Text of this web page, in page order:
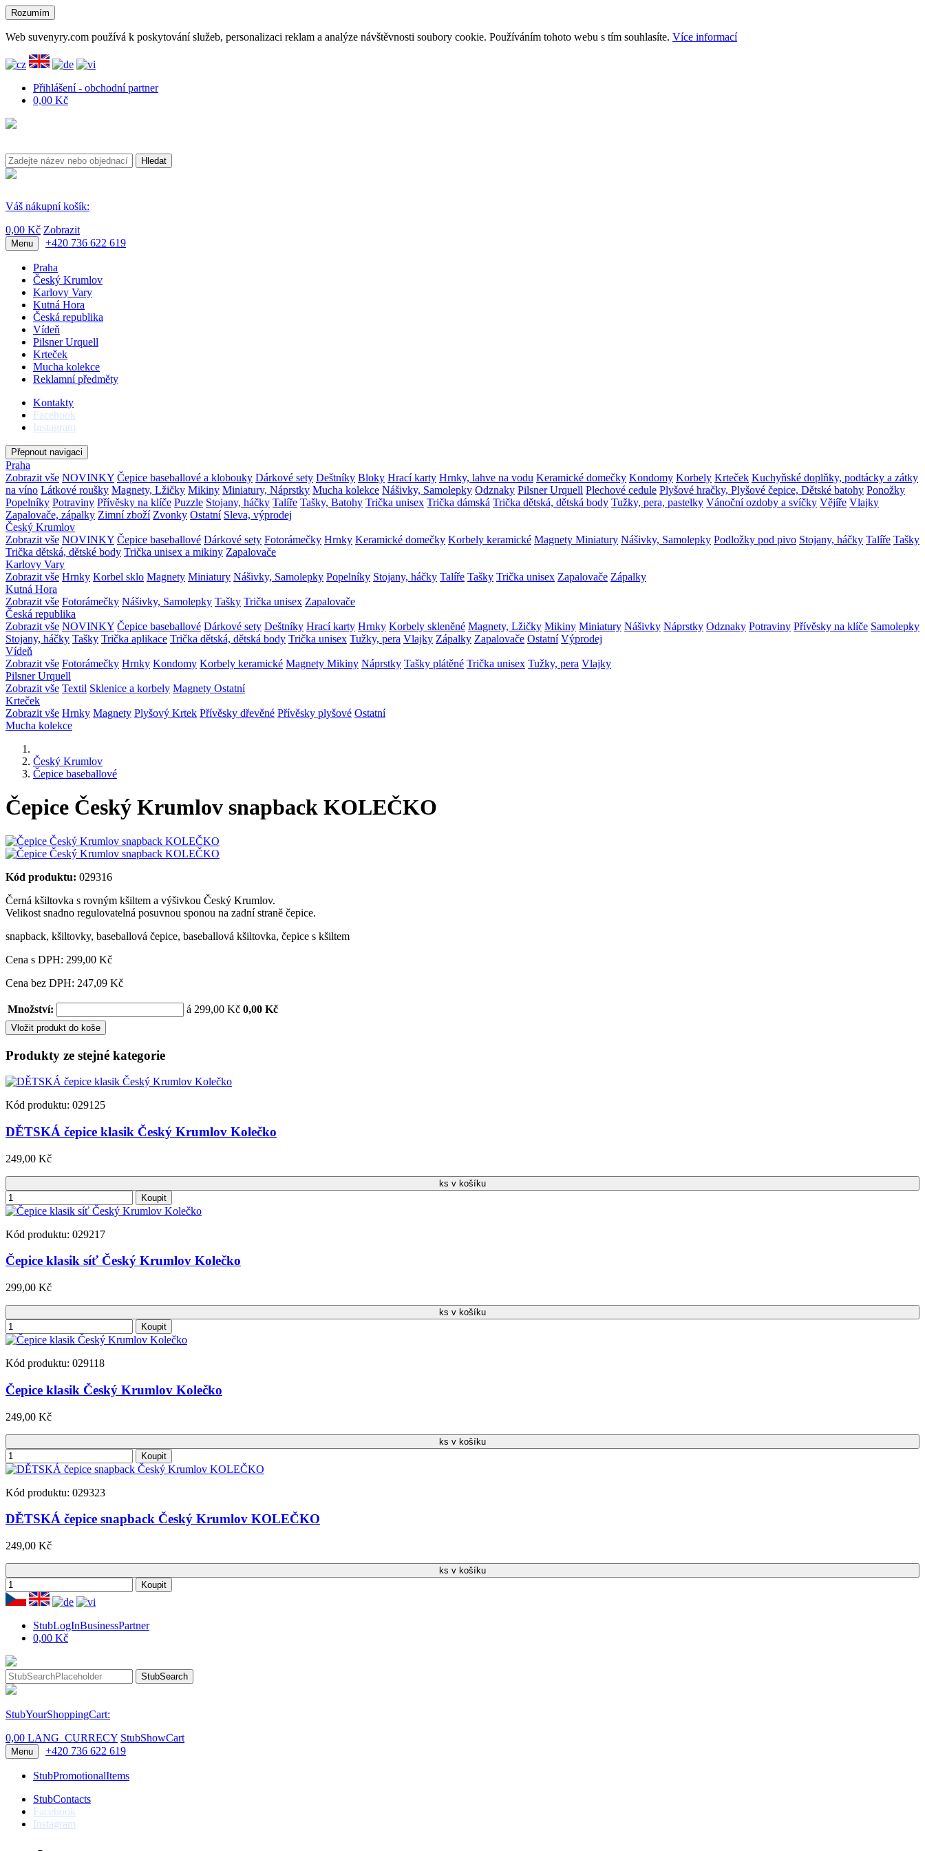
Rozumím
Web suvenyry.com používá k poskytování služeb, personalizaci reklam a analýze návštěvnosti soubory cookie. Používáním tohoto webu s tím souhlasíte. Více informací
Přihlášení - obchodní partner
0,00 Kč
Hledat
Váš nákupní košík:
0,00 Kč Zobrazit
Menu +420 736 622 619
Praha
Český Krumlov
Karlovy Vary
Kutná Hora
Česká republika
Vídeň
Pilsner Urquell
Krteček
Mucha kolekce
Reklamní předměty
Kontakty
Facebook
Instagram
Přepnout navigaci
Praha
Zobrazit vše NOVINKY Čepice baseballové a klobouky Dárkové sety Deštníky Bloky Hrací karty Hrnky, lahve na vodu Keramické domečky Kondomy Korbely Krteček Kuchyňské doplňky, podtácky a zátky
na víno Látkové roušky Magnety, Lžičky Mikiny Miniatury, Náprstky Mucha kolekce Nášivky, Samolepky Odznaky Pilsner Urquell Plechové cedule Plyšové hračky, Plyšové čepice, Dětské batohy Ponožky
Popelníky Potraviny Přívěsky na klíče Puzzle Stojany, háčky Talíře Tašky, Batohy Trička unisex Trička dámská Trička dětská, dětská body Tužky, pera, pastelky Vánoční ozdoby a svíčky Vějíře Vlajky
Zapalovače, zápalky Zimní zboží Zvonky Ostatní Sleva, výprodej
Český Krumlov
Zobrazit vše NOVINKY Čepice baseballové Dárkové sety Fotorámečky Hrnky Keramické domečky Korbely keramické Magnety Miniatury Nášivky, Samolepky Podložky pod pivo Stojany, háčky Talíře Tašky
Trička dětská, dětské body Trička unisex a mikiny Zapalovače
Karlovy Vary
Zobrazit vše Hrnky Korbel sklo Magnety Miniatury Nášivky, Samolepky Popelníky Stojany, háčky Talíře Tašky Trička unisex Zapalovače Zápalky
Kutná Hora
Zobrazit vše Fotorámečky Nášivky, Samolepky Tašky Trička unisex Zapalovače
Česká republika
Zobrazit vše NOVINKY Čepice baseballové Dárkové sety Deštníky Hrací karty Hrnky Korbely skleněné Magnety, Lžičky Mikiny Miniatury Nášivky Náprstky Odznaky Potraviny Přívěsky na klíče Samolepky
Stojany, háčky Tašky Trička aplikace Trička dětská, dětská body Trička unisex Tužky, pera Vlajky Zápalky Zapalovače Ostatní Výprodej
Vídeň
Zobrazit vše Fotorámečky Hrnky Kondomy Korbely keramické Magnety Mikiny Náprstky Tašky plátěné Trička unisex Tužky, pera Vlajky
Pilsner Urquell
Zobrazit vše Textil Sklenice a korbely Magnety Ostatní
Krteček
Zobrazit vše Hrnky Magnety Plyšový Krtek Přívěsky dřevěné Přívěsky plyšové Ostatní
Mucha kolekce
Český Krumlov
Čepice baseballové
Čepice Český Krumlov snapback KOLEČKO
Kód produktu: 029316
Černá kšiltovka s rovným kšiltem a výšivkou Český Krumlov.
Velikost snadno regulovatelná posuvnou sponou na zadní straně čepice.
snapback, kšiltovky, baseballová čepice, baseballová kšiltovka, čepice s kšiltem
Cena s DPH: 299,00 Kč
Cena bez DPH: 247,09 Kč
Množství: á 299,00 Kč 0,00 Kč
Vložit produkt do koše
Produkty ze stejné kategorie
Kód produktu: 029125
DĚTSKÁ čepice klasik Český Krumlov Kolečko
249,00 Kč
ks v košíku
Koupit
Kód produktu: 029217
Čepice klasik síť Český Krumlov Kolečko
299,00 Kč
ks v košíku
Koupit
Kód produktu: 029118
Čepice klasik Český Krumlov Kolečko
249,00 Kč
ks v košíku
Koupit
Kód produktu: 029323
DĚTSKÁ čepice snapback Český Krumlov KOLEČKO
249,00 Kč
ks v košíku
Koupit
StubLogInBusinessPartner
0,00 Kč
StubSearch
StubYourShoppingCart:
0,00 LANG_CURRECY StubShowCart
Menu +420 736 622 619
StubPromotionalItems
StubContacts
Facebook
Instagram